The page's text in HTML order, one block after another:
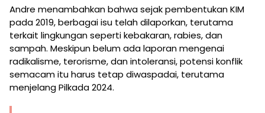
Andre menambahkan bahwa sejak pembentukan KIM
pada 2019, berbagai isu telah dilaporkan, terutama
terkait lingkungan seperti kebakaran, rabies, dan
sampah. Meskipun belum ada laporan mengenai
radikalisme, terorisme, dan intoleransi, potensi konflik
semacam itu harus tetap diwaspadai, terutama
menjelang Pilkada 2024.